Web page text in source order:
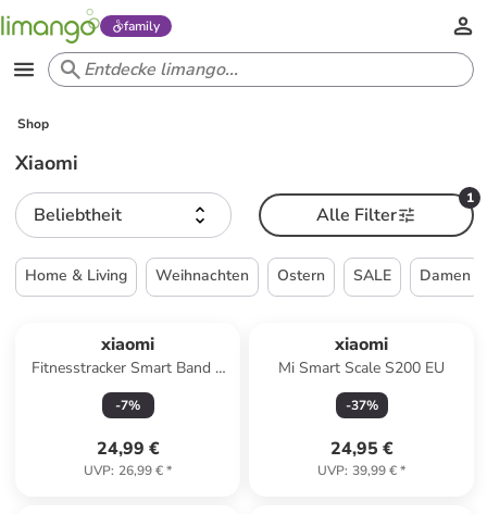
family
Shop
Xiaomi
Beliebtheit
1
Alle Filter
Home & Living Weihnachten Ostern SALE Damen
xiaomi
Fitnesstracker Smart Band 9
Active in pink
-7%
24,99 €
UVP: 26,99 €*
xiaomi
Mi Smart Scale S200 EU
-37%
24,95 €
UVP: 39,99 €*